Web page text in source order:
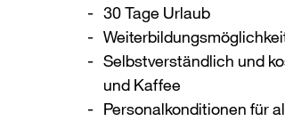
30 Tage Urlaub
Selbstverständlich und
und Kaffee
Personalkonditionen für